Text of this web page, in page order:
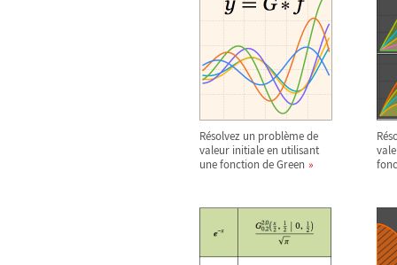
Résolvez un problème de
valeur initiale en utilisant
une fonction de Green